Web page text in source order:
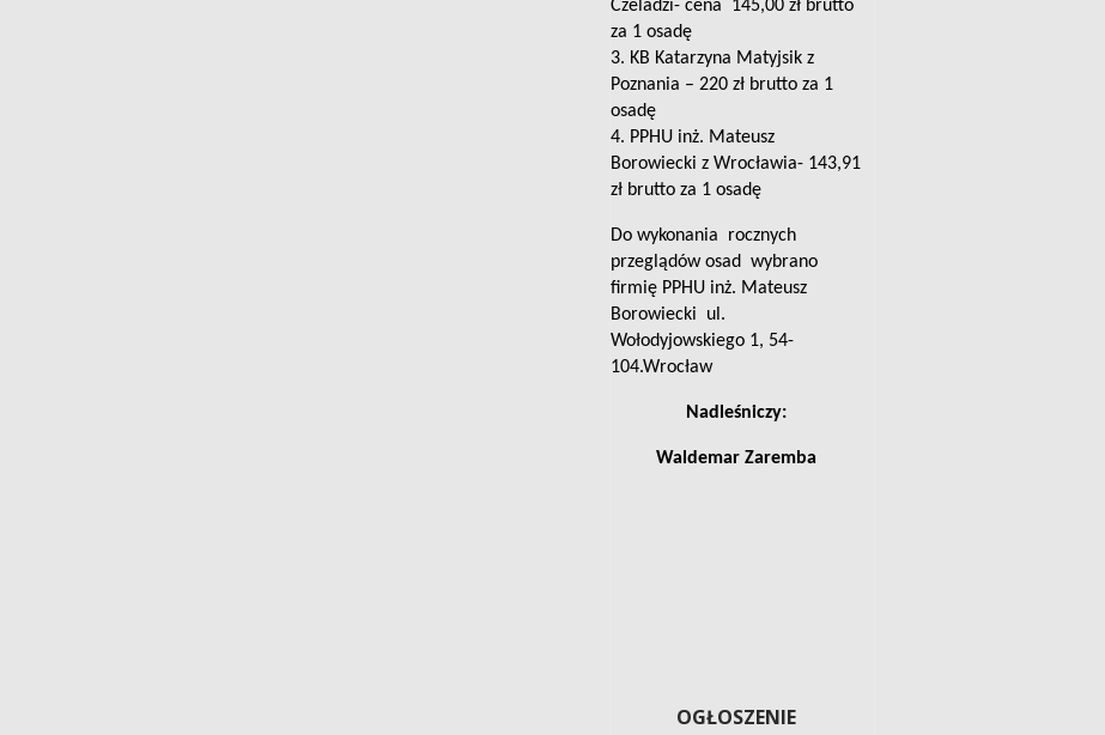
Czeladzi- cena
145,00 zł brutto
za 1 osadę
3. KB Katarzyna Matyjsik z
Poznania – 220 zł brutto za 1
osadę
4. PPHU inż. Mateusz
Borowiecki z Wrocławia- 143,91
zł brutto za 1 osadę
Do wykonania
rocznych
przeglądów osad wybrano
firmię PPHU inż. Mateusz
Borowiecki
ul.
Wołodyjowskiego 1, 54-
104.Wrocław
Nadleśniczy:
Waldemar Zaremba
OGŁOSZENIE